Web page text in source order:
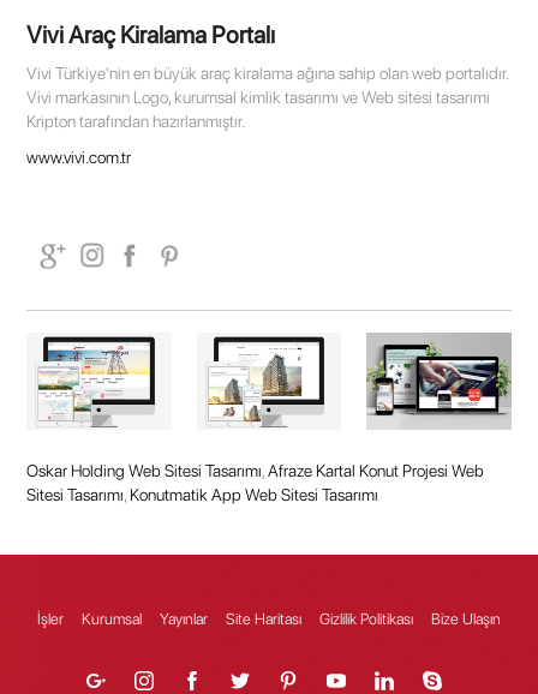
Vivi Araç Kiralama Portalı
Vivi Türkiye'nin en büyük araç kiralama ağına sahip olan web portalıdır.
Vivi markasının Logo, kurumsal kimlik tasarımı ve Web sitesi tasarımı
Kripton tarafından hazırlanmıştır.
www.vivi.com.tr
Oskar Holding Web Sitesi Tasarımı,Afraze Kartal Konut Projesi Web
Sitesi Tasarımı, Konutmatik App Web Sitesi Tasarımı
İşler Kurumsal Yayınlar Site Haritası Gizlilik Politikası Bize Ulaşın